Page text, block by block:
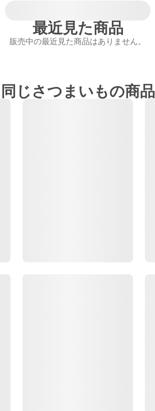
最近見た商品
販売中の最近見た商品はありません。
同じさつまいもの商品